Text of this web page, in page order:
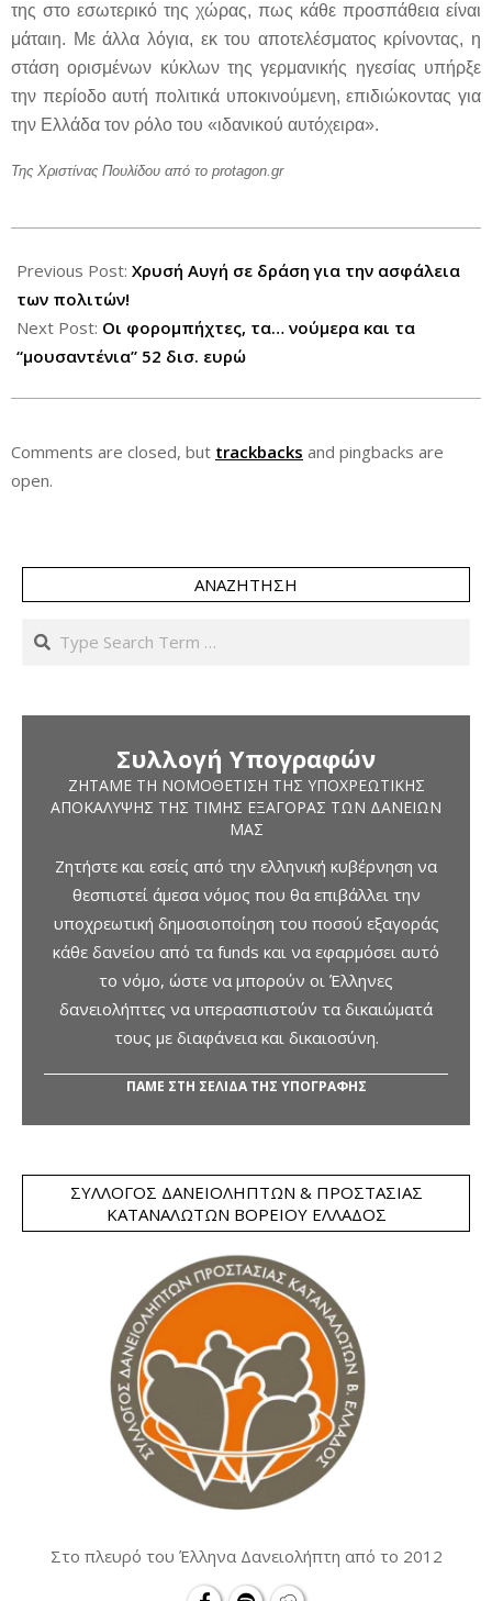
της στο εσωτερικό της χώρας, πως κάθε προσπάθεια είναι
μάταιη. Με άλλα λόγια, εκ του αποτελέσματος κρίνοντας, η
στάση ορισμένων κύκλων της γερμανικής ηγεσίας υπήρξε
την περίοδο αυτή πολιτικά υποκινούμενη, επιδιώκοντας για
την Ελλάδα τον ρόλο του «ιδανικού αυτόχειρα».
Της Χριστίνας Πουλίδου από το protagon.gr
07-
08
Previous Post: Χρυσή Αυγή σε δράση για την ασφάλεια
των πολιτών!
Next Post: Οι φορομπήχτες, τα… νούμερα και τα
“μουσαντένια” 52 δισ. ευρώ
Comments are closed, but trackbacks and pingbacks are
open.
ΑΝΑΖΉΤΗΣΗ
Search
Συλλογή Υπογραφών
ΖΗΤΆΜΕ ΤΗ ΝΟΜΟΘΈΤΙΣΗ ΤΗΣ ΥΠΟΧΡΕΩΤΙΚΉΣ
ΑΠΟΚΆΛΥΨΗΣ ΤΗΣ ΤΙΜΉΣ ΕΞΑΓΟΡΆΣ ΤΩΝ ΔΑΝΕΊΩΝ
ΜΑΣ
Ζητήστε και εσείς από την ελληνική κυβέρνηση να
θεσπιστεί άμεσα νόμος που θα επιβάλλει την
υποχρεωτική δημοσιοποίηση του ποσού εξαγοράς
κάθε δανείου από τα funds και να εφαρμόσει αυτό
το νόμο, ώστε να μπορούν οι Έλληνες
δανειολήπτες να υπερασπιστούν τα δικαιώματά
τους με διαφάνεια και δικαιοσύνη.
ΠΑΜΕ ΣΤΗ ΣΕΛΙΔΑ ΤΗΣ ΥΠΟΓΡΑΦΗΣ
ΣΎΛΛΟΓΟΣ ΔΑΝΕΙΟΛΗΠΤΏΝ & ΠΡΟΣΤΑΣΊΑΣ
ΚΑΤΑΝΑΛΩΤΏΝ ΒΟΡΕΊΟΥ ΕΛΛΆΔΟΣ
Στο πλευρό του Έλληνα Δανειολήπτη από το 2012